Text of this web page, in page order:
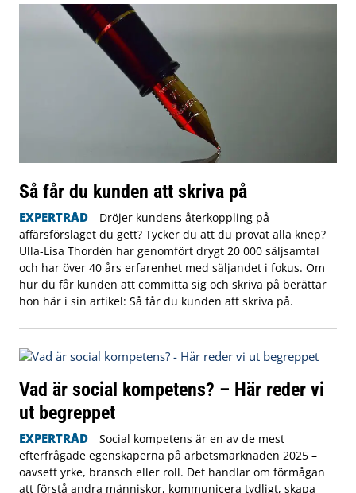
Så får du kunden att skriva på
EXPERTRÅD
Dröjer kundens återkoppling på
affärsförslaget du gett? Tycker du att du provat alla knep?
Ulla-Lisa Thordén har genomfört drygt 20 000 säljsamtal
och har över 40 års erfarenhet med säljandet i fokus. Om
hur du får kunden att committa sig och skriva på berättar
hon här i sin artikel: Så får du kunden att skriva på.
Vad är social kompetens? – Här reder vi
ut begreppet
EXPERTRÅD
Social kompetens är en av de mest
efterfrågade egenskaperna på arbetsmarknaden 2025 –
oavsett yrke, bransch eller roll. Det handlar om förmågan
att förstå andra människor, kommunicera tydligt, skapa